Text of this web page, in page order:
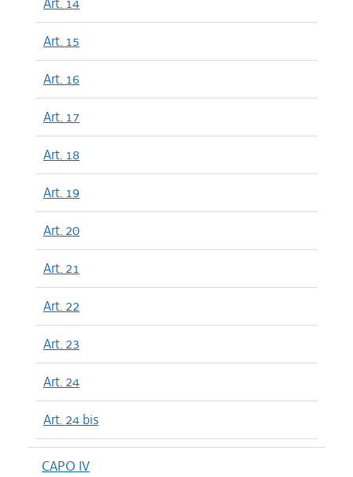
Art. 15
Art. 16
Art. 17
Art. 18
Art. 19
Art. 20
Art. 21
Art. 22
Art. 23
Art. 24
Art. 24 bis
CAPO IV